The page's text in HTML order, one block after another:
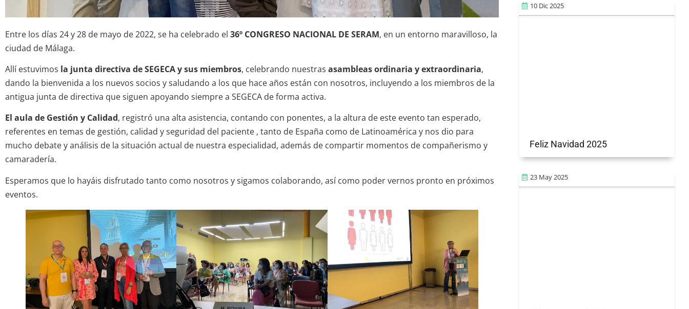
Entre los días 24 y 28 de mayo de 2022, se ha celebrado el 36º CONGRESO NACIONAL DE SERAM, en un entorno maravilloso, la
ciudad de Málaga.
Allí estuvimos la junta directiva de SEGECA y sus miembros, celebrando nuestras asambleas ordinaria y extraordinaria,
dando la bienvenida a los nuevos socios y saludando a los que hace años están con nosotros, incluyendo a los miembros de la
antigua junta de directiva que siguen apoyando siempre a SEGECA de forma activa.
El aula de Gestión y Calidad, registró una alta asistencia, contando con ponentes, a la altura de este evento tan esperado,
referentes en temas de gestión, calidad y seguridad del paciente , tanto de España como de Latinoamérica y nos dio para
mucho debate y análisis de la situación actual de nuestra especialidad, además de compartir momentos de compañerismo y
camaradería.
Esperamos que lo hayáis disfrutado tanto como nosotros y sigamos colaborando, así como poder vernos pronto en próximos
eventos.
10 Dic 2025
Feliz Navidad 2025
23 May 2025